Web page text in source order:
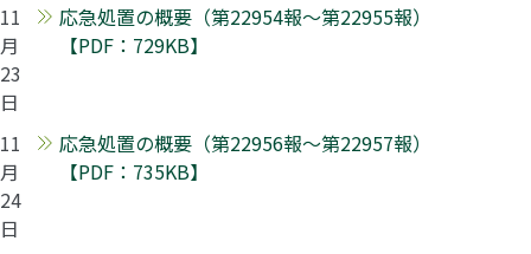
11
月
23
日
応急処置の概要（第22954報～第22955報）
【PDF：729KB】
11
月
24
日
応急処置の概要（第22956報～第22957報）
【PDF：735KB】